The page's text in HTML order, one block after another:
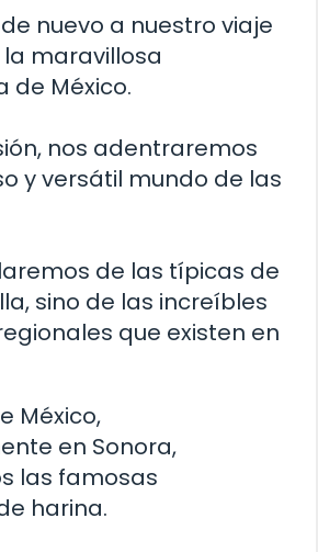
nuevo a nuestro viaje
maravillosa
de México.
nos adentraremos
y versátil mundo de las
de las típicas de
sino de las increíbles
que existen en
México,
en Sonora,
las famosas
harina.